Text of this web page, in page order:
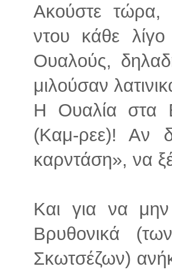
Ακούστε τώρα,
ντου κάθε
Ουαλούς,
μιλούσαν
Η Ουαλία στα
(Καμ-ρεε)! Aν
καρντάση», να
Και για να
Βρυθονικά
Σκωτσέζων)